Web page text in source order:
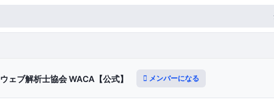
ウェブ解析士協会 WACA【公式】 メンバーになる